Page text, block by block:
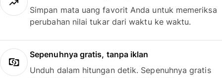
Simpan mata uang favorit Anda untuk memeriksa
perubahan nilai tukar dari waktu ke waktu.
Sepenuhnya gratis, tanpa iklan
Unduh dalam hitungan detik. Sepenuhnya gratis